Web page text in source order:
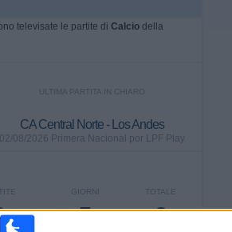
televisate le partite di Calciodella
ULTIMA PARTITA IN CHIARO
CA Central Norte - Los Andes
02/08/2026 Primera Nacional por LPF Play
TOTALE
2
GIORNI
5